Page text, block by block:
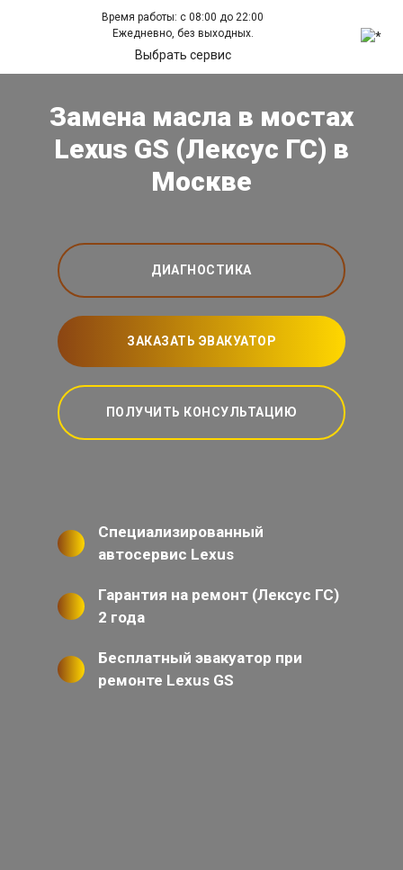
Время работы: с 08:00 до 22:00
Ежедневно, без выходных.
Выбрать сервис
Замена масла в мостах
Lexus GS (Лексус ГС) в
Москве
ДИАГНОСТИКА
ЗАКАЗАТЬ ЭВАКУАТОР
ПОЛУЧИТЬ КОНСУЛЬТАЦИЮ
Специализированный
автосервис Lexus
Гарантия на ремонт (Лексус ГС)
2 года
Бесплатный эвакуатор при
ремонте Lexus GS